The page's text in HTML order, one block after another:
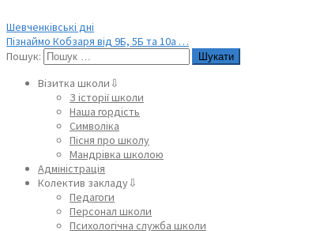
Шевченківські дні
Пізнаймо Кобзаря від 9Б, 5Б та 10а …
Пошук:
Візитка школи⇩
З історії школи
Наша гордість
Символіка
Пісня про школу
Мандрівка школою
Адміністрація
Колектив закладу⇩
Педагоги
Персонал школи
Психологічна служба школи